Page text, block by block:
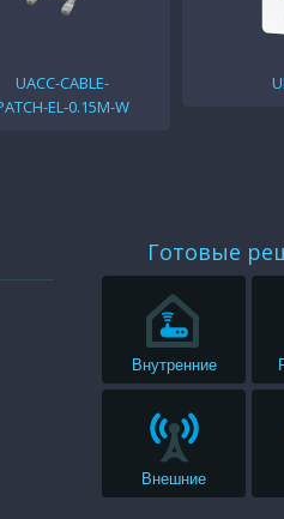
UACC-CABLE-
EL-0.15M-W
Готовые
Внутренние
Внешние